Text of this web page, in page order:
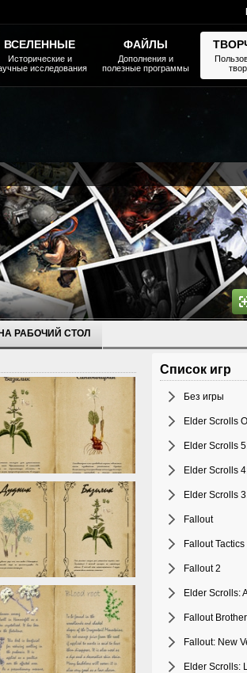
РАБОЧИЙ СТОЛ
Список игр
Без игры
Elder Scrolls
Elder Scrolls
Elder Scrolls
Elder Scrolls
Fallout
Fallout Tactics
Fallout 2
Elder Scrolls:
Fallout
Fallout: New
Elder Scrolls:
ВСЕЛЕННЫЕ
Исторические и
исследования
ФАЙЛЫ
Дополнения и
полезные программы